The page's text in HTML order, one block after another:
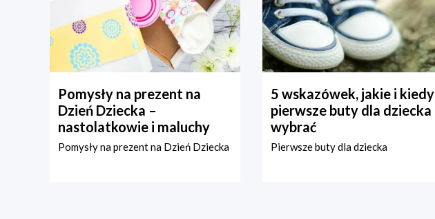
Pomysły na prezent na
Dzień Dziecka –
nastolatkowie i maluchy
Pomysły na prezent na Dzień Dziecka
5 wskazówek, jakie i kiedy
pierwsze buty dla dziecka
wybrać
Pierwsze buty dla dziecka